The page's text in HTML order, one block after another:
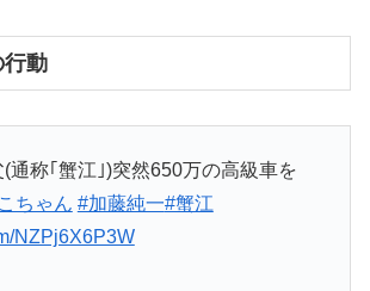
行動
通称｢蟹江｣)突然650万の高級車を
ちゃん #加藤純一#蟹江
NZPj6X6P3W